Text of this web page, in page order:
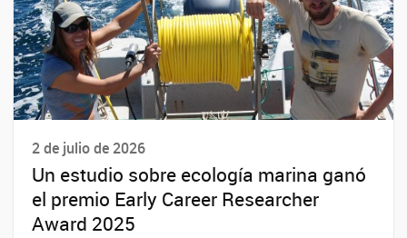
2 de julio de 2026
Un estudio sobre ecología marina ganó
el premio Early Career Researcher
Award 2025